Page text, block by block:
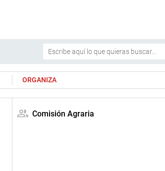
ORGANIZA
Comisión Agraria